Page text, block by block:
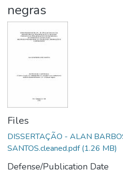
negras
Files
DISSERTAÇÃO - ALAN
SANTOS.cleaned.pdf(1.26 MB)
Defense/Publication Date